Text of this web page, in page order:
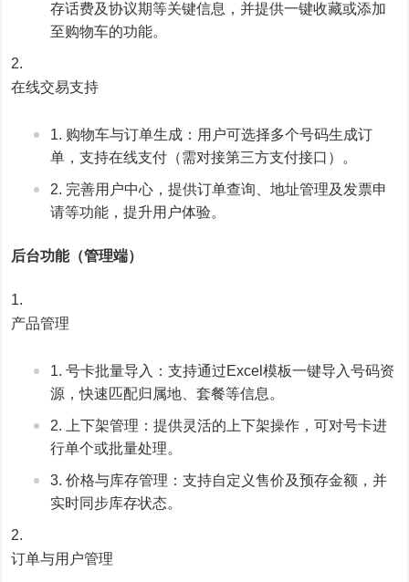
存话费及协议期等关键信息，并提供一键收藏或添加
至购物车的功能。
在线交易支持
购物车与订单生成：用户可选择多个号码生成订
单，支持在线支付（需对接第三方支付接口）。
完善用户中心，提供订单查询、地址管理及发票申
请等功能，提升用户体验。
后台功能（管理端）
产品管理
号卡批量导入：支持通过Excel模板一键导入号码资
源，快速匹配归属地、套餐等信息。
上下架管理：提供灵活的上下架操作，可对号卡进
行单个或批量处理。
价格与库存管理：支持自定义售价及预存金额，并
实时同步库存状态。
订单与用户管理